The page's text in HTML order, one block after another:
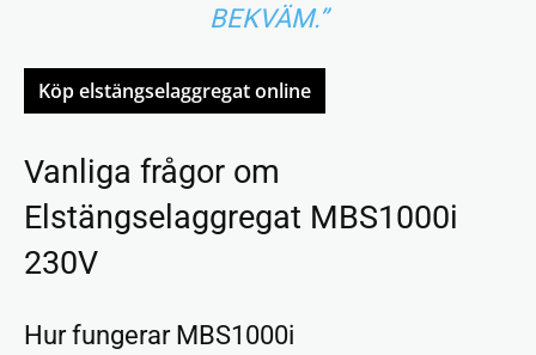
BEKVÄM.”
Köp elstängselaggregat online
Vanliga frågor om
Elstängselaggregat MBS1000i
230V
Hur fungerar MBS1000i